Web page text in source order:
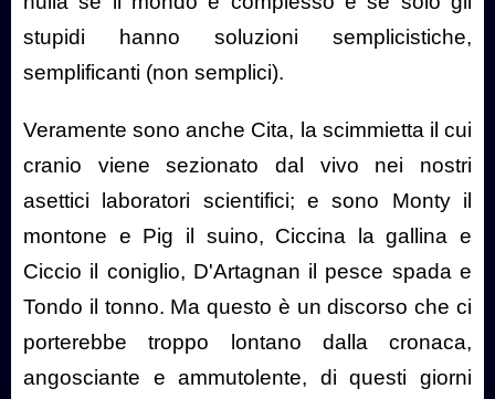
stupidi hanno soluzioni semplicistiche,
semplificanti (non semplici).
Veramente sono anche Cita, la scimmietta il cui
cranio viene sezionato dal vivo nei nostri
asettici laboratori scientifici; e sono Monty il
montone e Pig il suino, Ciccina la gallina e
Ciccio il coniglio, D'Artagnan il pesce spada e
Tondo il tonno. Ma questo è un discorso che ci
porterebbe troppo lontano dalla cronaca,
angosciante e ammutolente, di questi giorni